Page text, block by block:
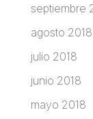
septiembre
agosto 2018
julio 2018
junio 2018
mayo 2018